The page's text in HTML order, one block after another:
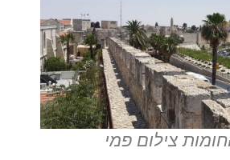
צילום פמי